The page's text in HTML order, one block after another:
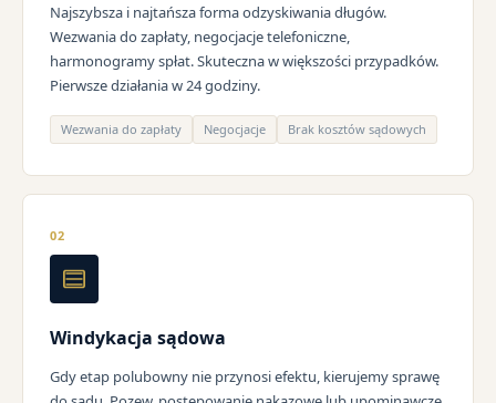
Najszybsza i najtańsza forma odzyskiwania długów.
Wezwania do zapłaty, negocjacje telefoniczne,
harmonogramy spłat. Skuteczna w większości przypadków.
Pierwsze działania w 24 godziny.
Wezwania do zapłaty Negocjacje Brak kosztów sądowych
02
Windykacja sądowa
Gdy etap polubowny nie przynosi efektu, kierujemy sprawę